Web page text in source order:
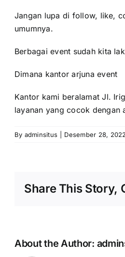
Jangan lupa di follow, like,
umumnya.
Berbagai event sudah kita
Dimana kantor arjuna event
Kantor kami beralamat Jl.
layanan yang cocok dengan
By adminsitus Desember 28, 2022
Share This Story,
About the Author: